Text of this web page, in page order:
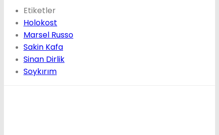
Etiketler
Holokost
Marsel Russo
Sakin Kafa
Sinan Dirlik
Soykırım